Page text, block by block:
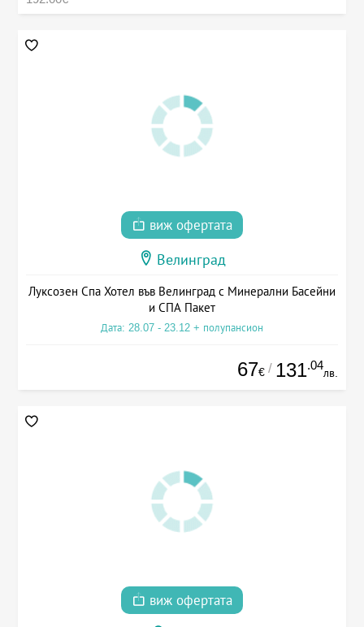
виж офертата
Велинград
Луксозен Спа Хотел във Велинград с Минерални Басейни
и СПА Пакет
Дата: 28.07 - 23.12 + полупансион
67€ / 131.04
лв.
виж офертата